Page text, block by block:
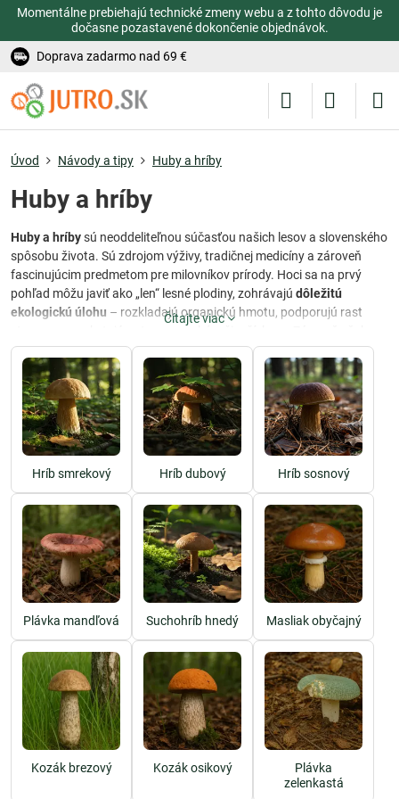
Momentálne prebiehajú technické zmeny webu a z tohto dôvodu je
dočasne pozastavené dokončenie objednávok.
Doprava zadarmo nad 69 €
Úvod Návody a tipy Huby a hríby
Huby a hríby
Huby a hríbysú neoddeliteľnou súčasťou našich lesov a slovenského
spôsobu života. Sú zdrojom výživy, tradičnej medicíny a zároveň
fascinujúcim predmetom pre milovníkov prírody. Hoci sa na prvý
pohľad môžu javiť ako „len“ lesné plodiny, zohrávajú dôležitú
ekologickú úlohu – rozkladajú organickú hmotu, podporujú rast
platí, že nie všetky huby sú jedlé – niektoré sújedovatéči dokonca
smrteľne nebezpečné.
Rozdelenie húb a rozdiel medzi
hubami a hríbmi
Hríb je konkrétny typ huby, ktorý patrí do skupiny rúrkovitých húb
„hríby“ často označujú všetky jedlé huby. V skutočnosti však do ríše
húb patrí množstvo rôznych druhov s odlišnou stavbou,
vlastnosťami a účinkami:
Jedlé huby:Hríb smrekový, kuriatko jedlé, kozák brezový, bedľa
vysoká, hliva ustricová a ďalšie. Vhodné na konzumáciu po
Horké alebo tvrdé druhy, ktoré nie sú jedovaté, ale
ani chutné.
Jedovaté a smrteľne jedovaté huby: Muchotrávka zelená,
hodvábnica veľká, pečiarka páchnuca – môžu spôsobiť ťažké
otravy alebo ohroziť život.
Rozpoznávanie jednotlivých druhov vyžaduje
znalosti, skúsenosti a
následky môžu byť fatálne.
Čítajte viac
Hríb smrekový Hríb dubový Hríb sosnový
Plávka mandľová Suchohríb hnedý Masliak obyčajný
Kozák brezový Kozák osikový
Plávka
zelenkastá